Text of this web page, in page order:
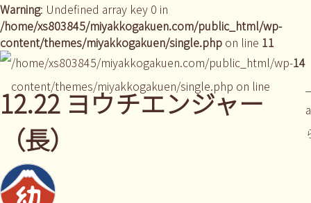
Warning: Undefined array key 0 in
/home/xs803845/miyakkogakuen.com/public_html/wp-
content/themes/miyakkogakuen/single.php on line 11
/home/xs803845/miyakkogakuen.com/public_html/wp-
content/themes/miyakkogakuen/single.php on line
14
12.22 ヨウチエンジャー
（長）